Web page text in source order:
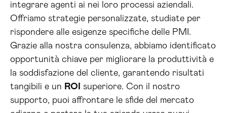
integrare agenti ai nei loro processi aziendali.
Offriamo strategie personalizzate, studiate per
rispondere alle esigenze specifiche delle PMI.
Grazie alla nostra consulenza, abbiamo identificato
opportunità chiave per migliorare la produttività e
la soddisfazione del cliente, garantendo risultati
tangibili e un ROI
superiore. Con il nostro
supporto, puoi affrontare le sfide del mercato